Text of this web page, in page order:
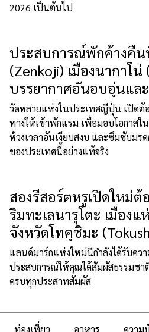
2026 เป็นต้นไป
ประสบการณ์พักค้างคืน
(Zenkoji) เมืองนากาโ
บรรยากาศอันอบอุ่นแล
วัดหลายแห่งในประเทศญี่ปุ่น เปิด
ทางให้เข้าพักแรม เพื่อมอบโอกาสใ
ห้วงเวลาอันเงียบสงบ และซึมซับม
ของประเทศนี้อย่างแท้จริง
สองรีสอร์ตหรูเปิดใหม่
ริมทะเลนารุโตะ เมือง
จังหวัดโทคุชิมะ
แลนด์มาร์กแห่งใหม่นี้กำลังได้รับคว
ประสบการณ์ให้คุณได้สัมผัสธรรมชา
ครบทุกประสาทสัมผัส
ท่องเที่ยว อาหาร ความ